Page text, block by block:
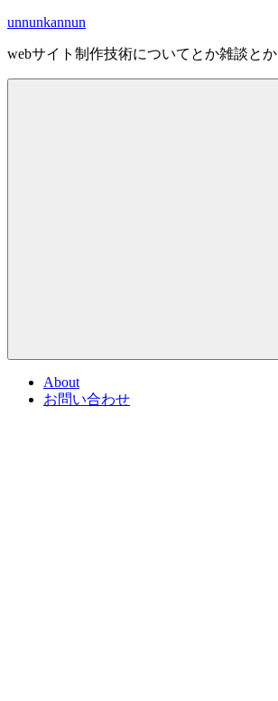
Skip
content
unnunkannun
webサイト制作技術についてとか雑談とか
About
お問い合わせ